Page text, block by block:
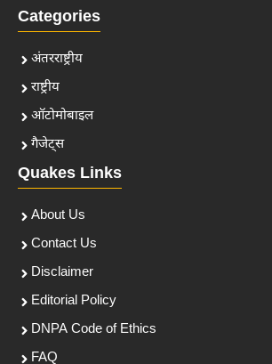
Categories
अंतरराष्ट्रीय
राष्ट्रीय
ऑटोमोबाइल
गैजेट्स
Quakes Links
About Us
Contact Us
Disclaimer
Editorial Policy
DNPA Code of Ethics
FAQ